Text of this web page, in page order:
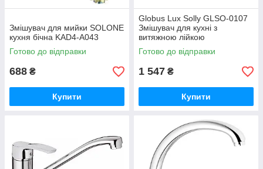
Змішувач для мийки SOLONE
кухня бічна KAD4-A043
Готово до відправки
688 ₴
Купити
Globus Lux Solly GLSO-0107
Змішувач для кухні з
витяжною лійкою
Готово до відправки
1 547 ₴
Купити